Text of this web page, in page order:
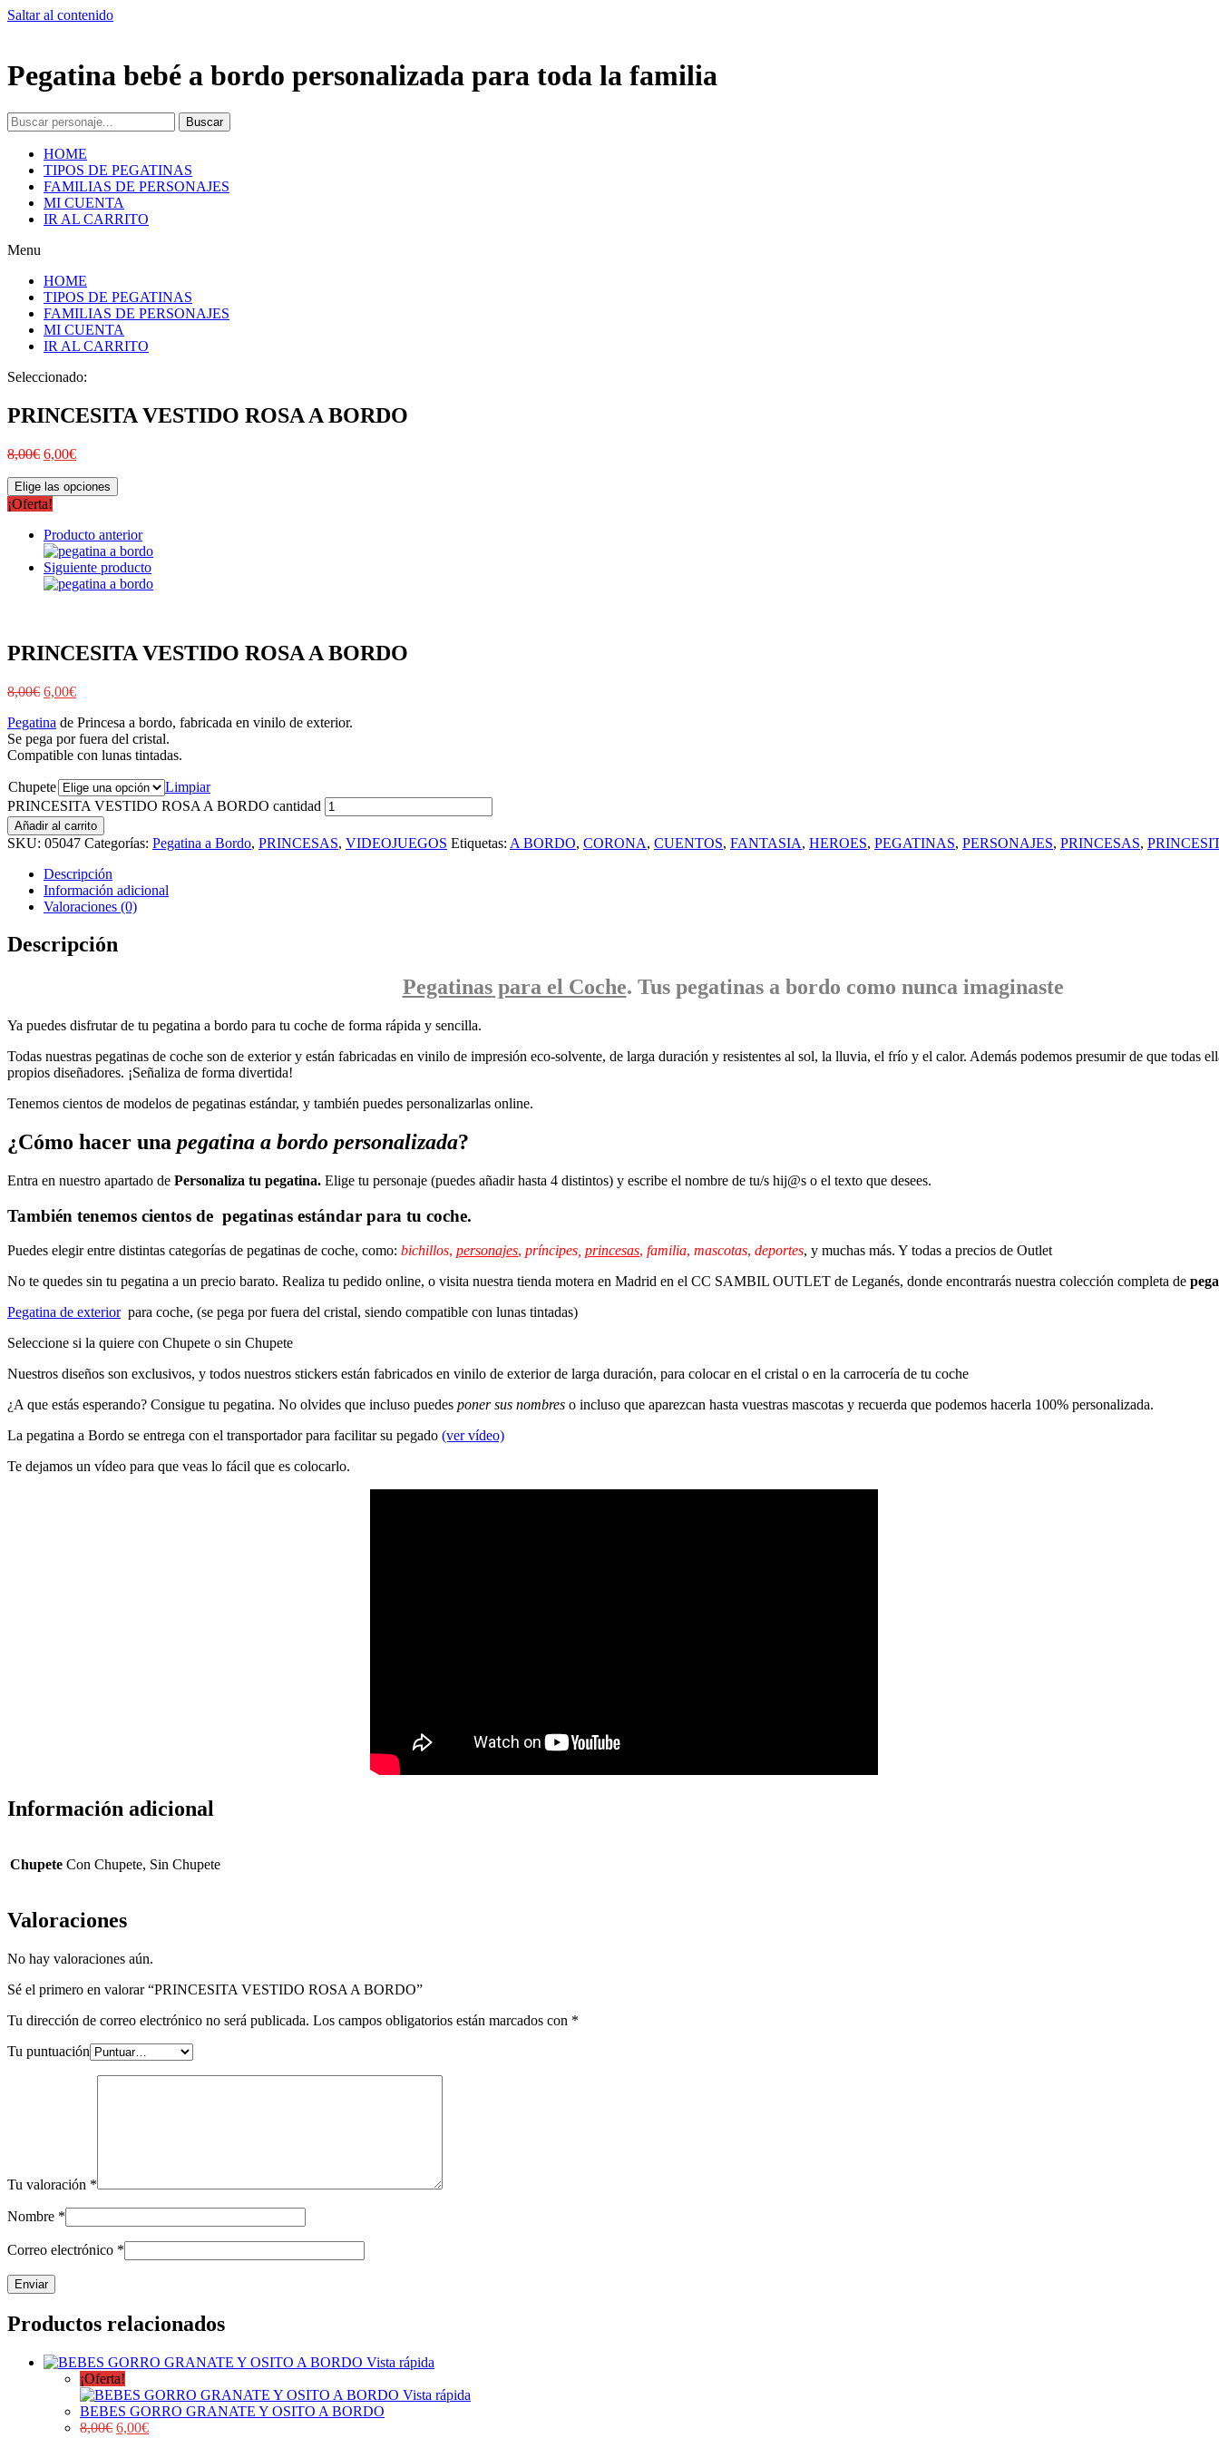
Saltar al contenido
Pegatina bebé a bordo personalizada para toda la familia
Buscar
HOME
TIPOS DE PEGATINAS
FAMILIAS DE PERSONAJES
MI CUENTA
IR AL CARRITO
Menu
HOME
TIPOS DE PEGATINAS
FAMILIAS DE PERSONAJES
MI CUENTA
IR AL CARRITO
Seleccionado:
PRINCESITA VESTIDO ROSA A BORDO
8,00€ 6,00€
Elige las opciones
¡Oferta!
Producto anterior
Siguiente producto
PRINCESITA VESTIDO ROSA A BORDO
8,00€ 6,00€
Pegatina de Princesa a bordo, fabricada en vinilo de exterior.
Se pega por fuera del cristal.
Compatible con lunas tintadas.
Chupete
Limpiar
PRINCESITA VESTIDO ROSA A BORDO cantidad
Añadir al carrito
SKU: 05047 Categorías: Pegatina a Bordo, PRINCESAS, VIDEOJUEGOS Etiquetas: A BORDO, CORONA, CUENTOS, FANTASIA, HEROES, PEGATINAS, PERSONAJES, PRINCESAS,
Descripción
Información adicional
Valoraciones (0)
Descripción
Pegatinaspara el Coche. Tus pegatinasa bordo como nunca imaginaste
Ya puedes disfrutar de tu pegatina a bordo para tu coche de forma rápida y sencilla.
Todas nuestras pegatinas de coche son de exterior y están fabricadas en vinilo de impresión eco-solvente, de larga duración y resistentes al sol, la lluvia, el frío y el calor. Además podemos presumir de que todas
propios diseñadores. ¡Señaliza de forma divertida!
Tenemos cientos de modelos de pegatinas estándar, y también puedes personalizarlas online.
¿Cómo hacer una pegatina a bordo personalizada?
Entra en nuestro apartado de Personaliza tu pegatina. Elige tu personaje (puedes añadir hasta 4 distintos) y escribe el nombre de tu/s hij@s o el texto que desees.
También tenemos cientos de pegatinas estándar para tu coche.
Puedes elegir entre distintas categorías de pegatinas de coche, como: bichillos, personajes, príncipes, princesas, familia, mascotas, deportes, y muchas más. Y todas a precios de Outlet
No te quedes sin tu pegatina a un precio barato. Realiza tu pedido online, o visita nuestra tienda motera en Madrid en el CC SAMBIL OUTLET de Leganés, donde encontrarás nuestra colección completa de
Pegatina de exteriorpara coche, (se pega por fuera del cristal, siendo compatible con lunas tintadas)
Seleccione si la quiere con Chupete o sin Chupete
Nuestros diseños son exclusivos, y todos nuestros stickers están fabricados en vinilo de exterior de larga duración, para colocar en el cristal o en la carrocería de tu coche
¿A que estás esperando? Consigue tu pegatina. No olvides que incluso puedes poner sus nombres o incluso que aparezcan hasta vuestras mascotas y recuerda que podemos hacerla 100% personalizada.
La pegatina a Bordo se entrega con el transportador para facilitar su pegado (ver vídeo)
Te dejamos un vídeo para que veas lo fácil que es colocarlo.
Información adicional
Chupete Con Chupete, Sin Chupete
Valoraciones
No hay valoraciones aún.
Sé el primero en valorar “PRINCESITA VESTIDO ROSA A BORDO”
Tu dirección de correo electrónico no será publicada. Los campos obligatorios están marcados con *
Tu puntuación
Tu valoración *
Nombre *
Correo electrónico *
Productos relacionados
Vista rápida
¡Oferta!
Vista rápida
BEBES GORRO GRANATE Y OSITO A BORDO
8,00€ 6,00€